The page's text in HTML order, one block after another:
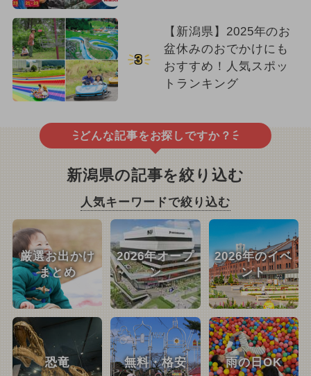
3
【新潟県】2025年のお
盆休みのおでかけにも
おすすめ！人気スポッ
トランキング
どんな記事をお探しですか？
新潟県の記事を絞り込む
人気キーワードで絞り込む
厳選お出かけ
まとめ
2026年オープ
ン
2026年のイベ
ント
恐竜 無料・格安 雨の日OK